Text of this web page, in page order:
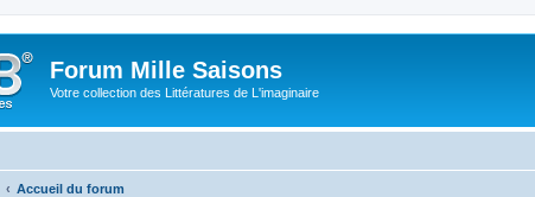
Forum Mille Saisons
Votre collection des Littératures de L'imaginaire
Accueil du forum